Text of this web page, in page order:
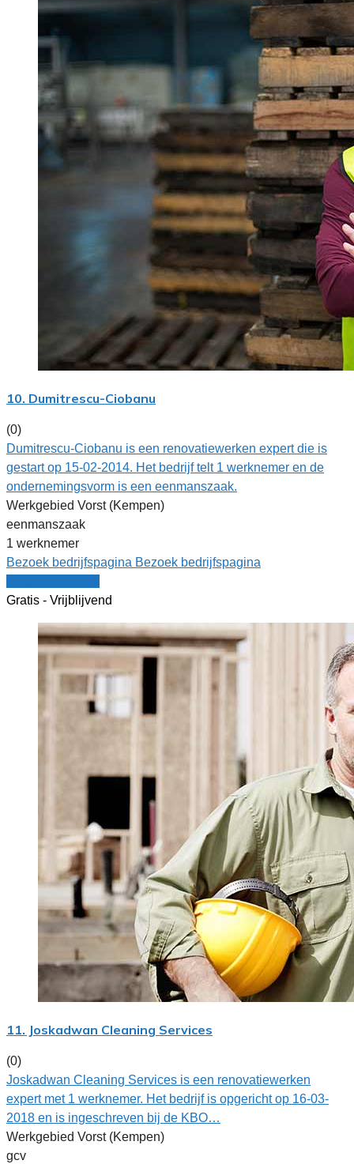
10. Dumitrescu-Ciobanu
(0)
Dumitrescu-Ciobanu is een renovatiewerken expert die is
gestart op 15-02-2014. Het bedrijf telt 1 werknemer en de
ondernemingsvorm is een eenmanszaak.
Werkgebied Vorst (Kempen)
eenmanszaak
1 werknemer
Bezoek bedrijfspagina Bezoek bedrijfspagina
Gratis - Vrijblijvend
11. Joskadwan Cleaning Services
(0)
Joskadwan Cleaning Services is een renovatiewerken
expert met 1 werknemer. Het bedrijf is opgericht op 16-03-
2018 en is ingeschreven bij de KBO…
Werkgebied Vorst (Kempen)
gcv